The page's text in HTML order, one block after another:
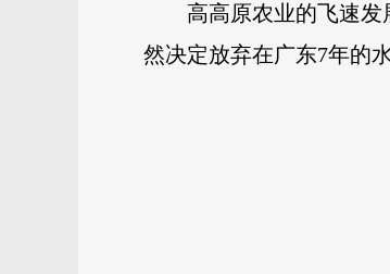
高高原农业的飞速发
然决定放弃在广东7年的